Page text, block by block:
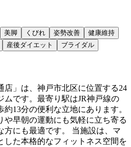
美脚 くびれ 姿勢改善
健康維持
産後ダイエット ブライダル
店」は、神戸市北区に位置する24
ムです。最寄り駅はJR神戸線の
13分の便利な立地にあります。
や早朝の運動にも気軽に立ち寄る
方にも最適です。 当施設は、マ
した本格的なフィットネス空間を